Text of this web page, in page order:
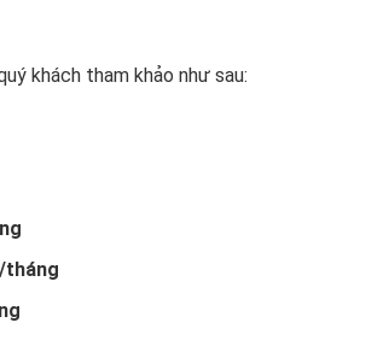
khách tham khảo như sau:
tháng